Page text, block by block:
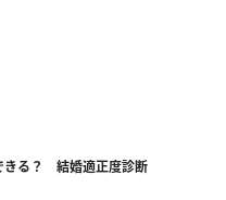
きる？ 結婚適正度診断